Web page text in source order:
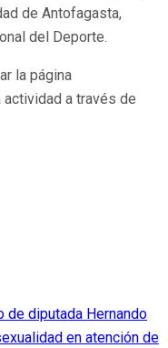
de Antofagasta,
del Deporte.
la página
actividad a través de
de diputada Hernando
en atención de